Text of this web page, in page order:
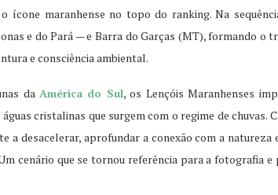
ícone maranhense no topo do ranking. Na
e do Pará — e Barra do Garças (MT), formando o
e consciência ambiental.
daAmérica do Sul, os Lençóis Maranhenses
cristalinas que surgem com o regime de chuvas.
a desacelerar, aprofundar a conexão com a natureza
cenário que se tornou referência para a fotografia